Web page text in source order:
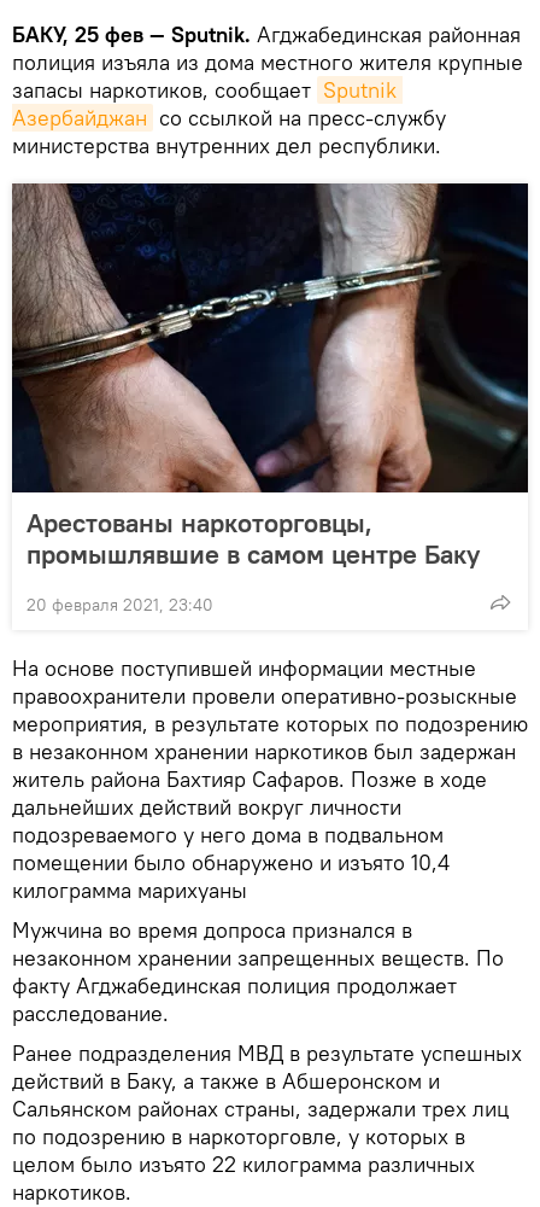
БАКУ, 25 фев — Sputnik. Агджабединская районная
полиция изъяла из дома местного жителя крупные
запасы наркотиков, сообщает Sputnik
Азербайджан со ссылкой на пресс-службу
министерства внутренних дел республики.
Арестованы наркоторговцы,
промышлявшие в самом центре Баку
20 февраля 2021, 23:40
На основе поступившей информации местные
правоохранители провели оперативно-розыскные
мероприятия, в результате которых по подозрению
в незаконном хранении наркотиков был задержан
житель района Бахтияр Сафаров. Позже в ходе
дальнейших действий вокруг личности
подозреваемого у него дома в подвальном
помещении было обнаружено и изъято 10,4
килограмма марихуаны
Мужчина во время допроса признался в
незаконном хранении запрещенных веществ. По
факту Агджабединская полиция продолжает
расследование.
Ранее подразделения МВД в результате успешных
действий в Баку, а также в Абшеронском и
Сальянском районах страны, задержали трех лиц
по подозрению в наркоторговле, у которых в
целом было изъято 22 килограмма различных
наркотиков.